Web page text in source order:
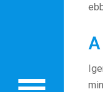
Beutazási